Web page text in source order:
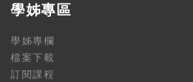
學姊專區
學姊專欄
檔案下載
訂閱課程